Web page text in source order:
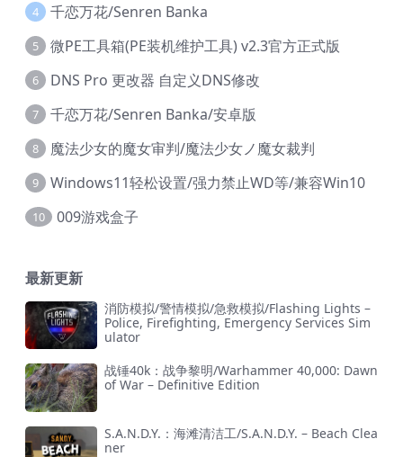
4 千恋万花/Senren Banka
5 微PE工具箱(PE装机维护工具) v2.3官方正式版
6 DNS Pro 更改器 自定义DNS修改
7 千恋万花/Senren Banka/安卓版
8 魔法少女的魔女审判/魔法少女ノ魔女裁判
9 Windows11轻松设置/强力禁止WD等/兼容Win10
10 009游戏盒子
最新更新
消防模拟/警情模拟/急救模拟/Flashing Lights –
Police, Firefighting, Emergency Services Sim
ulator
战锤40k：战争黎明/Warhammer 40,000: Dawn
of War – Definitive Edition
S.A.N.D.Y.：海滩清洁工/S.A.N.D.Y. – Beach Clea
ner